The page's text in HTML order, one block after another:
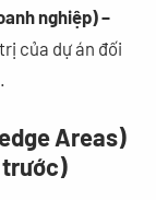
nghiệp) –
của dự án đối
Areas)
trước)